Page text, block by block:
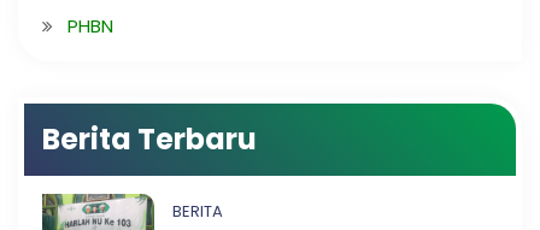
PHBN
Berita Terbaru
BERITA